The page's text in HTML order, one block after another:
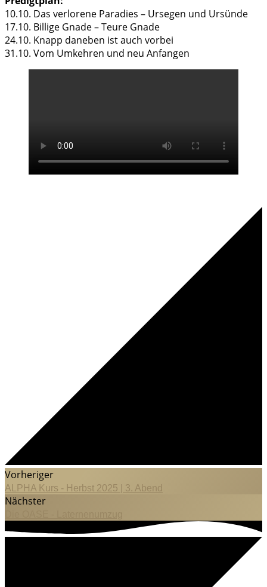
10.10. Das verlorene Paradies – Ursegen und Ursünde
17.10. Billige Gnade – Teure Gnade
24.10. Knapp daneben ist auch vorbei
31.10. Vom Umkehren und neu Anfangen
Vorheriger
ALPHA Kurs - Herbst 2025 | 3. Abend
Nächster